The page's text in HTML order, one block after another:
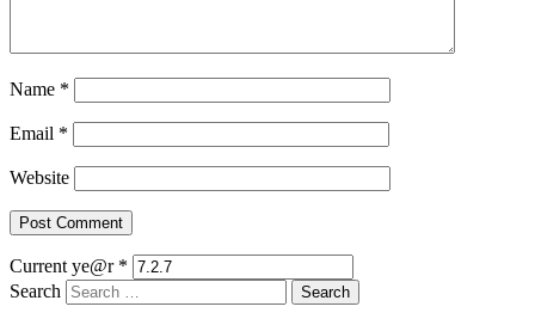
Name *
Email *
Website
Current ye@r *
Search